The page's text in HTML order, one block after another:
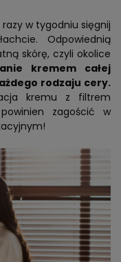
w tygodniu sięgnij
Odpowiednią
skórę, czyli okolice
kremem całej
rodzaju cery.
kremu z filtrem
zagościć w